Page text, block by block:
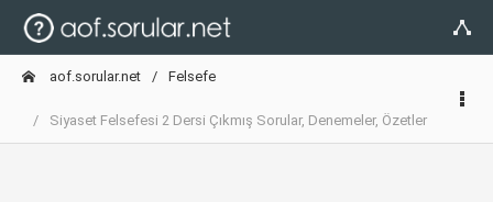
aof.sorular.net Felsefe
Siyaset Felsefesi 2 Dersi Çıkmış Sorular, Denemeler, Özetler